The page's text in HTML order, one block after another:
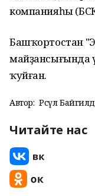
компанияһы (БСК)
Башҡортостан
майҙансығында
ҡуйған.
Автор: Рәсүл
Читайте нас